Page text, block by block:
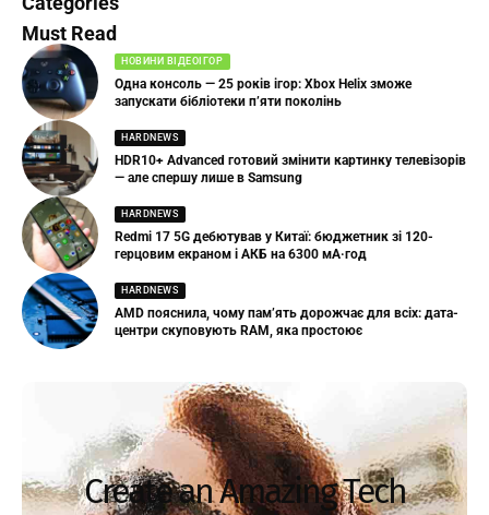
Must Read
НОВИНИ ВІДЕОІГОР
Одна консоль — 25 років ігор: Xbox Helix зможе
запускати бібліотеки п’яти поколінь
HARDNEWS
HDR10+ Advanced готовий змінити картинку телевізорів
— але спершу лише в Samsung
HARDNEWS
Redmi 17 5G дебютував у Китаї: бюджетник зі 120-
герцовим екраном і АКБ на 6300 мА·год
HARDNEWS
AMD пояснила, чому пам’ять дорожчає для всіх: дата-
центри скуповують RAM, яка простоює
Create an Amazing Tech